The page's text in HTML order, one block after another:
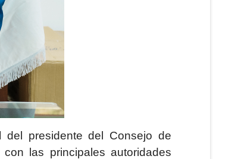
presidente del Consejo de
las principales autoridades